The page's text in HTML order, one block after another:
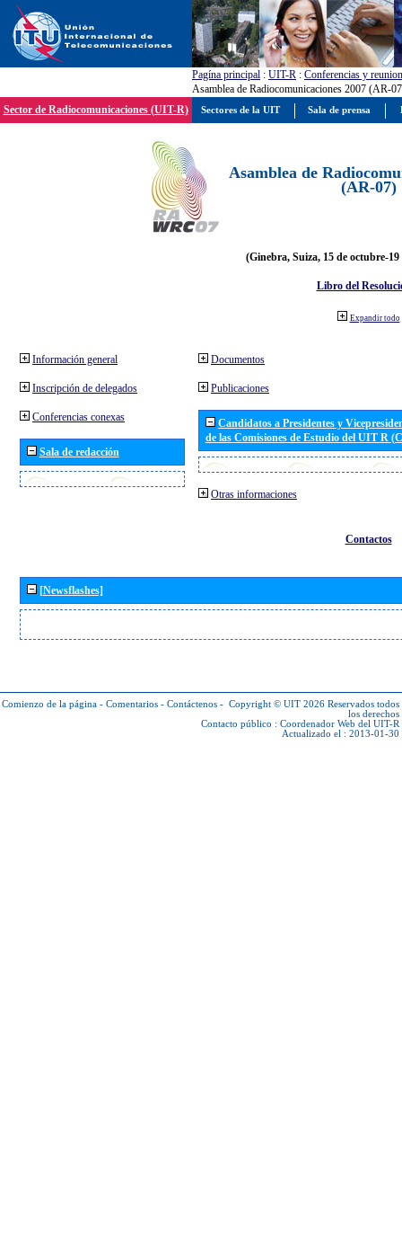
Pagína principal : UIT-R : Conferencias y
Asamblea de Radiocomunicaciones 2007 (AR-
Sector de Radiocomunicaciones (UIT-R)
Asamblea de
(AR-07)
(Ginebra, Suiza, 15 de octubre-19
Libro del
Expandir todo
Información general
Inscripción de delegados
Conferencias conexas
Sala de redacción
Documentos
Publicaciones
Candidatos a Presidentes y
de las Comisiones de Estudio del UIT R
Otras informaciones
Contactos
[Newsflashes]
Comienzo de la página - Comentarios - Contáctenos - Copyright © UIT 2026 Reservados todos
los derechos
Contacto público : Coordenador Web del UIT-R
Actualizado el : 2013-01-30
Sectores de la UIT Sala de prensa